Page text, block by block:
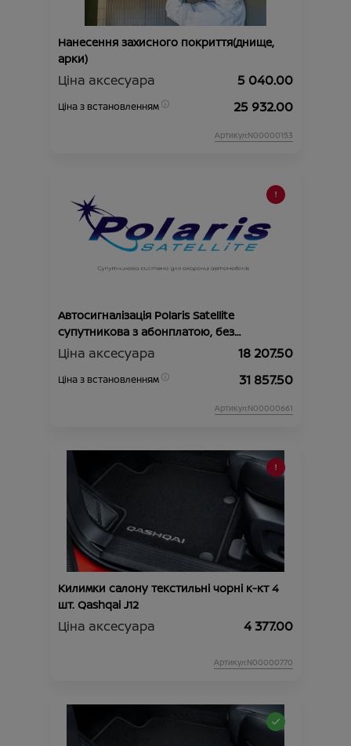
Нанесення захисного покриття(днище,
арки)
Ціна аксесуара 5 040.00
Ціна з встановленням 25 932.00
Артикул:N00000153
Автосигналізація Polaris Satellite
супутникова з абонплатою, без
автозапуску
Ціна аксесуара 18 207.50
Ціна з встановленням 31 857.50
Артикул:N00000661
Килимки салону текстильні чорні к-кт 4
шт. Qashqai J12
Ціна аксесуара 4 377.00
Артикул:N00000770